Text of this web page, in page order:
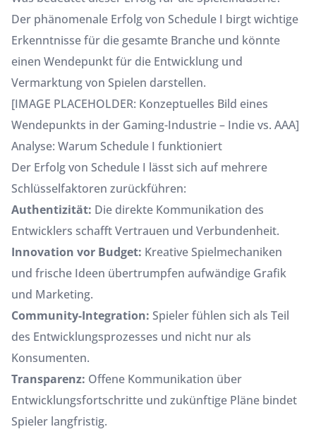
Der phänomenale Erfolg von Schedule I birgt wichtige
Erkenntnisse für die gesamte Branche und könnte
einen Wendepunkt für die Entwicklung und
Vermarktung von Spielen darstellen.
[IMAGE PLACEHOLDER: Konzeptuelles Bild eines
Wendepunkts in der Gaming-Industrie – Indie vs. AAA]
Analyse: Warum Schedule I funktioniert
Der Erfolg von Schedule I lässt sich auf mehrere
Schlüsselfaktoren zurückführen:
Authentizität: Die direkte Kommunikation des
Entwicklers schafft Vertrauen und Verbundenheit.
Innovation vor Budget: Kreative Spielmechaniken
und frische Ideen übertrumpfen aufwändige Grafik
und Marketing.
Community-Integration: Spieler fühlen sich als Teil
des Entwicklungsprozesses und nicht nur als
Konsumenten.
Transparenz: Offene Kommunikation über
Entwicklungsfortschritte und zukünftige Pläne bindet
Spieler langfristig.